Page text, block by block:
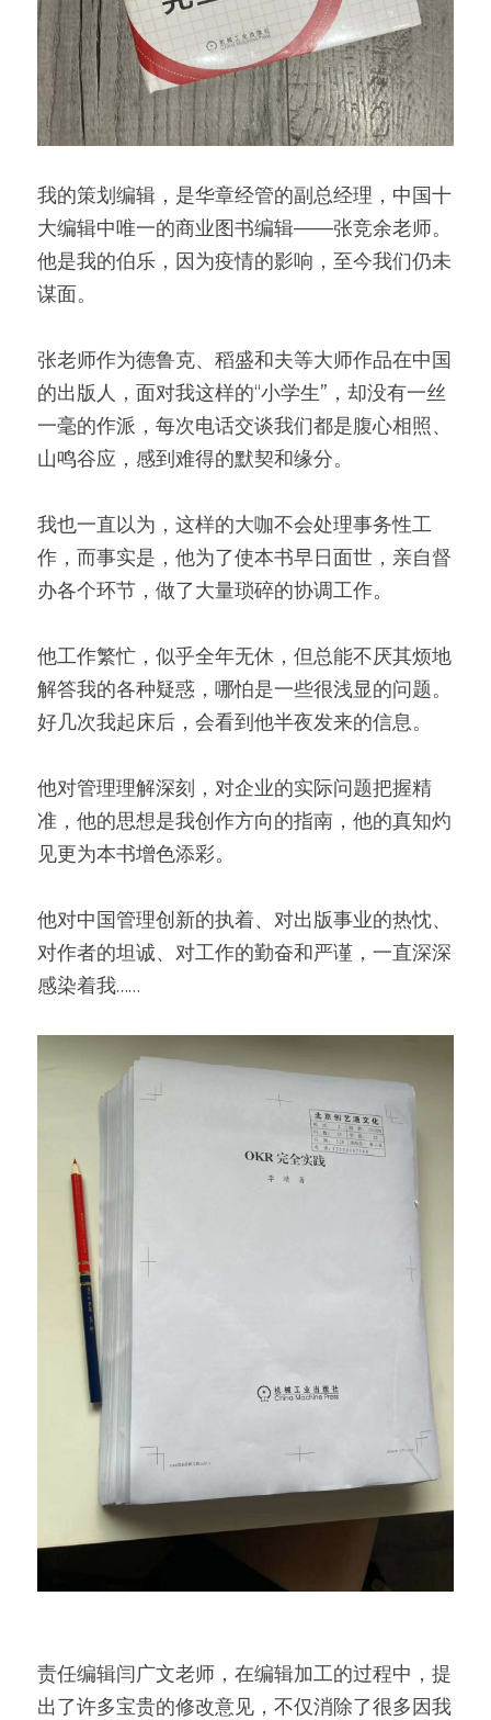
我的策划编辑，是华章经管的副总经理，中国十
大编辑中唯一的商业图书编辑——张竞余老师。
他是我的伯乐，因为疫情的影响，至今我们仍未
谋面。
张老师作为德鲁克、稻盛和夫等大师作品在中国
的出版人，面对我这样的“小学生”，却没有一丝
一毫的作派，每次电话交谈我们都是腹心相照、
山鸣谷应，感到难得的默契和缘分。
我也一直以为，这样的大咖不会处理事务性工
作，而事实是，他为了使本书早日面世，亲自督
办各个环节，做了大量琐碎的协调工作。
他工作繁忙，似乎全年无休，但总能不厌其烦地
解答我的各种疑惑，哪怕是一些很浅显的问题。
好几次我起床后，会看到他半夜发来的信息。
他对管理理解深刻，对企业的实际问题把握精
准，他的思想是我创作方向的指南，他的真知灼
见更为本书增色添彩。
他对中国管理创新的执着、对出版事业的热忱、
对作者的坦诚、对工作的勤奋和严谨，一直深深
感染着我……
责任编辑闫广文老师，在编辑加工的过程中，提
出了许多宝贵的修改意见，不仅消除了很多因我